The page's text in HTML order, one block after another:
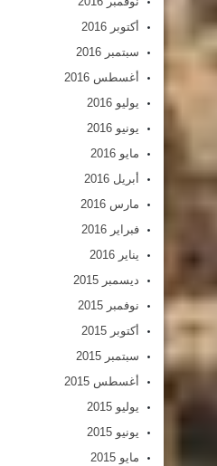
أكتوبر 2016
سبتمبر 2016
أغسطس 2016
يوليو 2016
يونيو 2016
مايو 2016
أبريل 2016
مارس 2016
فبراير 2016
يناير 2016
ديسمبر 2015
نوفمبر 2015
أكتوبر 2015
سبتمبر 2015
أغسطس 2015
يوليو 2015
يونيو 2015
مايو 2015